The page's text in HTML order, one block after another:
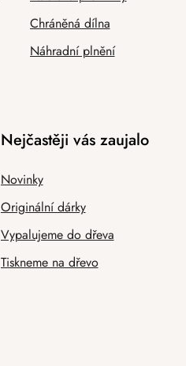
Chráněná dílna
Náhradní plnění
Nejčastěji vás zaujalo
Novinky
Originální dárky
Vypalujeme do dřeva
Tiskneme na dřevo